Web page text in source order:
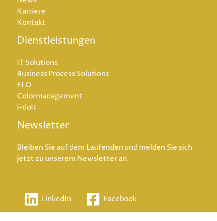
Karriere
Kontakt
Dienstleistungen
IT Solutions
Business Process Solutions
ELO
Colormanagement
i-doit
Newsletter
Bleiben Sie auf dem Laufenden und melden Sie sich
jetzt zu unserem Newsletter an.
LinkedIn Facebook